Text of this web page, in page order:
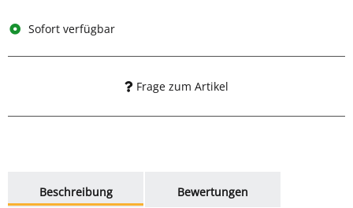
Sofort verfügbar
Frage zum Artikel
Beschreibung
Bewertungen